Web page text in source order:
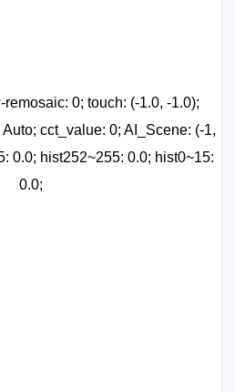
0; touch: (-1.0, -1.0);
cct_value: 0; AI_Scene: (-1,
0.0; hist252~255: 0.0; hist0~15:
0.0;